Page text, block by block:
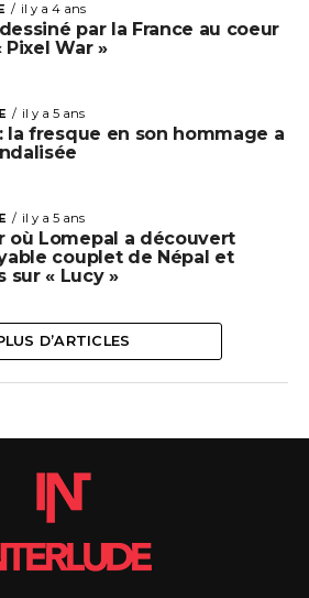
il y a 4 ans
par la France au coeur
Pixel War »
il y a 5 ans
la fresque en son hommage a
il y a 5 ans
où Lomepal a découvert
couplet de Népal et
sur « Lucy »
D’ARTICLES